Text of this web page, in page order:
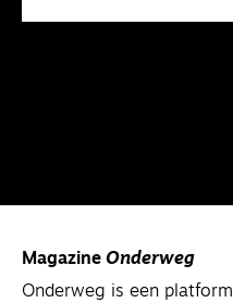
Magazine Onderweg
Onderweg is een